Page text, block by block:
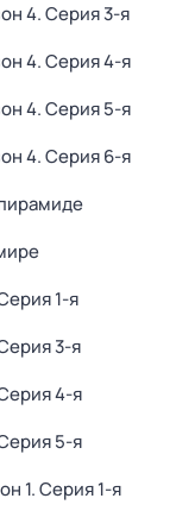
4. Серия 3-я
4. Серия 4-я
4. Серия 5-я
4. Серия 6-я
1-я
3-я
4-я
5-я
1. Серия 1-я